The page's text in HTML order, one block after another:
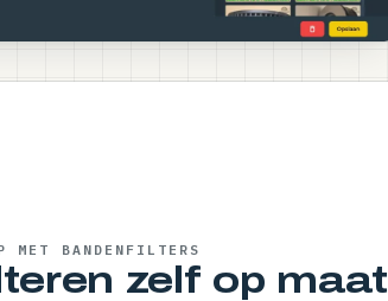
MET BANDENFILTERS
zelf op maat